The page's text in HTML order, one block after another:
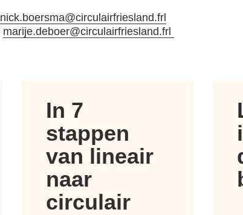
nick.boersma@circulairfriesland.frl
marije.deboer@circulairfriesland.frl
In 7
stappen
van lineair
naar
circulair